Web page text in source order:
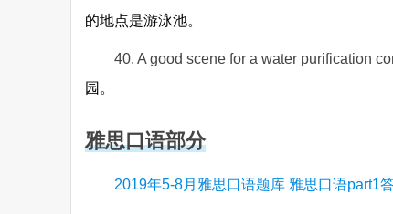
的地点是游泳池。
40. A good scene for a water purification
园。
雅思口语部分
2019年5-8月雅思口语题库 雅思口语part1